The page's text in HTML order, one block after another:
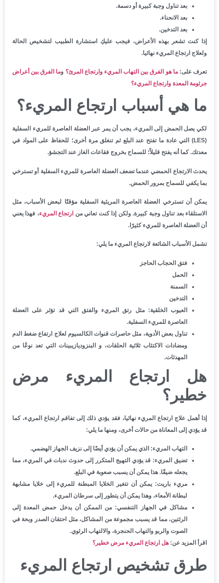
بعد تناول وجبة كبيرة أو دسمة.
بعد الانحناء.
بعد التدخين.
إذا كنت تشعر بهذه الأعراض، فيجب عليكِ استشارة الطبيب لتشخيص الحالة
ولعلاج ارتجاع المريء نهائيا.
تعرف على:ما هو الفرق بين التهاب المريء وارتجاع المرئ؟ وما الفرق بين أعراض
جرثومة المعدة وارتجاع المريء؟
ما هي أسباب ارتجاع المريء؟
لكي يصل الحمض إلى المريء، يجب أن يمر عبر العضلة العاصرة للمريء السفلية
(LES) التي عادة ما تفتح عند البلع ثم تنغلق مرة أخرى؛ للحفاظ على المواد في
معدتك. كما أنه يفتح قليلاً؛ للسماح بخروج فقاعات الغاز عند التجشؤ.
يحدث الارتجاع الحمضي عندما تضعف العضلة العاصرة للمريء السفلية أو تسترخي
بما يكفي للسماح بمرور الحمض.
يمكن أن تسترخي العضلة العاصرة المريئية السفلية مؤقتًا لبعض الأسباب، مثل
الاستلقاء بعد تناول وجبة كبيرة. ولكن إذا كنت تعاني من ارتجاع المريء، فهذا يعني
أن العضلة العاصرة للمريء كثيرًا.
تشمل الأسباب الشائعة لارتجاع المريء ما يلي:
فتق الحجاب الحاجز
الحمل
السمنة
التدخين
العيوب الخلقية:مثل رتق المريء والفتق التي قد تؤثر على العضلة
العاصرة للمريء السفلية.
تناول بعض الأدوية، مثل حاصرات قنوات الكالسيوم لعلاج ارتفاع ضغط الدم
ومضادات الاكتئاب ثلاثية الحلقات، و البنزوديازيبينات التي تعد نوعًا من
المهدئات.
هل ارتجاع المريء مرض
خطير؟
إذا أهمل علاج ارتجاع المريء نهائيا، فقد يؤدي ذلك إلى تفاقم ارتجاع المريء، كما
قد يؤدي إلى المعاناة من حالات أخرى، ومنها ما يلي:
التهاب المريء: الذي يمكن أن يؤدي أيضًا إلى نزيف الجهاز الهضمي.
تضيق المريء: قد يؤدي التهيج المتكرر إلى حدوث ندبات في المريء، مما
يجعله ضيقًا. هذا يمكن أن يسبب صعوبة في البلع.
مريء باريت: يمكن أن تتغير الخلايا المبطنة للمريء إلى خلايا مشابهة
لبطانة الأمعاء، وهذا يمكن أن يتطور إلى سرطان المريء.
مشاكل في الجهاز التنفسي: من الممكن أن يدخل حمض المعدة إلى
الرئتين، مما قد يسبب مجموعة من المشاكل، مثل احتقان الصدر وبحة في
الصوت والربو والتهاب الحنجرة، والالتهاب الرئوي.
اقرأ المزيد عن: هل ارتجاع المريء مرض خطير؟
طرق تشخيص ارتجاع المريء